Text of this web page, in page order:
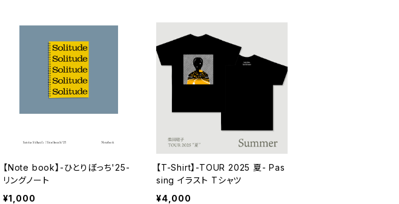
【Note book】-ひとりぼっち'25-
リングノート
¥1,000
【T-Shirt】-TOUR 2025 夏- Pas
sing イラスト Tシャツ
¥4,000